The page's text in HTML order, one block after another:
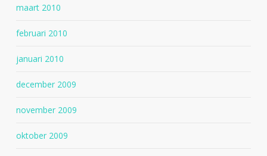
maart 2010
februari 2010
januari 2010
december 2009
november 2009
oktober 2009